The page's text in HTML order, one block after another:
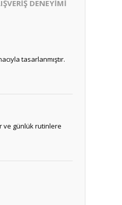
DENEYİMİ
tasarlanmıştır.
ve günlük rutinlere